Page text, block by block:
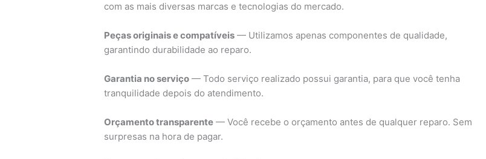
com as mais diversas marcas e tecnologias do mercado.
Peças originais e compatíveis — Utilizamos apenas componentes de qualidade,
garantindo durabilidade ao reparo.
Garantia no serviço — Todo serviço realizado possui garantia, para que você tenha
tranquilidade depois do atendimento.
Orçamento transparente — Você recebe o orçamento antes de qualquer reparo. Sem
surpresas na hora de pagar.